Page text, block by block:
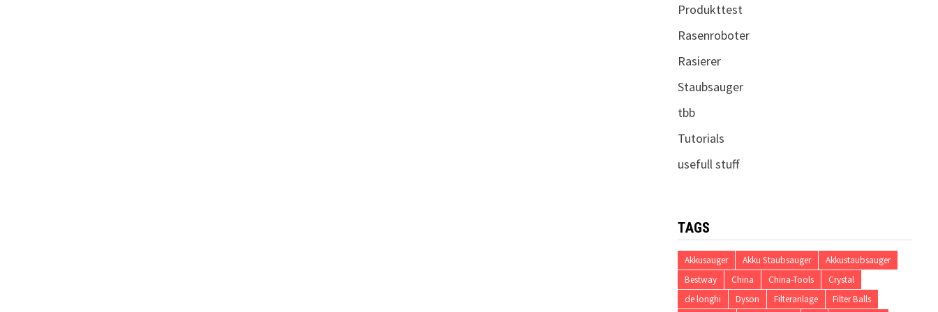
Produkttest
Rasenroboter
Rasierer
Staubsauger
tbb
Tutorials
usefull stuff
TAGS
Akkusauger Akku Staubsauger
Akkustaubsauger
Bestway
China China-Tools
Crystal
de longhi
Dyson Filteranlage Filter Balls